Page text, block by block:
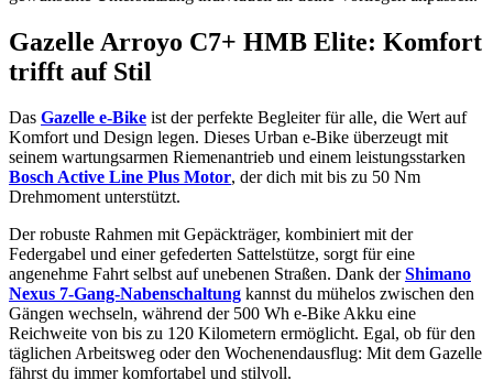
Gazelle Arroyo C7+ HMB Elite: Komfort
trifft auf Stil
Das Gazelle e-Bike ist der perfekte Begleiter für alle, die Wert auf
Komfort und Design legen. Dieses Urban e-Bike überzeugt mit
seinem wartungsarmen Riemenantrieb und einem leistungsstarken
Bosch Active Line Plus Motor, der dich mit bis zu 50 Nm
Drehmoment unterstützt.
Der robuste Rahmen mit Gepäckträger, kombiniert mit der
Federgabel und einer gefederten Sattelstütze, sorgt für eine
angenehme Fahrt selbst auf unebenen Straßen. Dank derShimano
Nexus 7-Gang-Nabenschaltung kannst du mühelos zwischen den
Gängen wechseln, während der 500 Wh e-Bike Akku eine
Reichweite von bis zu 120 Kilometern ermöglicht. Egal, ob für den
täglichen Arbeitsweg oder den Wochenendausflug: Mit dem Gazelle
fährst du immer komfortabel und stilvoll.